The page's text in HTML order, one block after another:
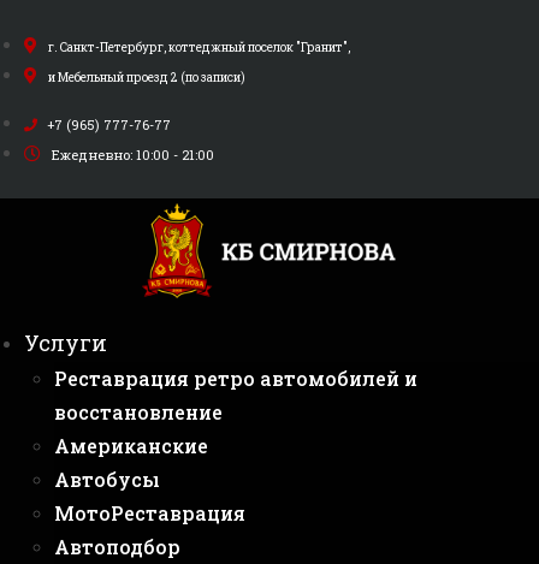
к
содержимому
г. Санкт-Петербург, коттеджный поселок "Гранит",
и Мебельный проезд 2 (по записи)
+7 (965) 777-76-77
Ежедневно: 10:00 - 21:00
Услуги
Реставрация ретро автомобилей и
восстановление
Американские
Автобусы
МотоРеставрация
Автоподбор